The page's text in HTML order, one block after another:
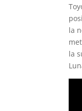
la
la